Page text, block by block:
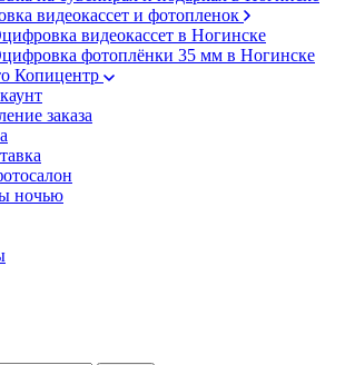
видеокассет и фотопленок
видеокассет в Ногинске
фотоплёнки 35 мм в Ногинске
Копицентр
заказа
ночью